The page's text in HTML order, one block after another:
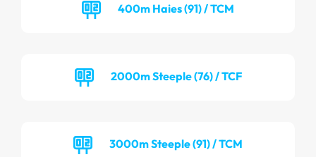
400m Haies (91) / TCM
2000m Steeple (76) / TCF
3000m Steeple (91) / TCM